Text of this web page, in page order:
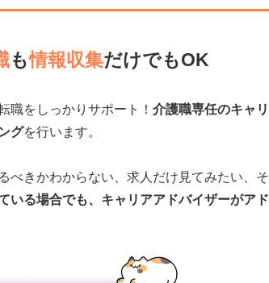
も情報収集だけでもOK
職をしっかりサポート！ 介護職専任のキャリ
グを行います。
べきかわからない、求人だけ見てみたい、そ
いる場合でも、キャリアアドバイザーがアド